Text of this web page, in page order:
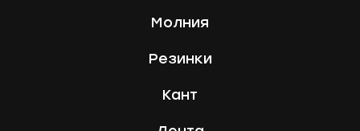
Молния
Резинки
Кант